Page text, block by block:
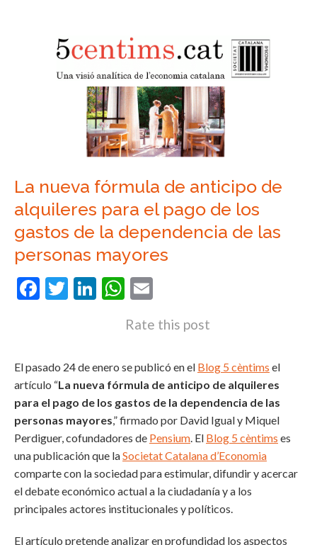
La nueva fórmula de anticipo de
alquileres para el pago de los
gastos de la dependencia de las
personas mayores
Facebook
Twitter
LinkedIn
WhatsApp
Rate this post
El pasado 24 de enero se publicó en el Blog 5 cèntims el
artículo “La nueva fórmula de anticipo de alquileres
para el pago de los gastos de la dependencia de las
personas mayores,” firmado por David Igual y Miquel
Perdiguer, cofundadores de Pensium. El Blog 5 cèntims es
una publicación que laSocietat Catalana d’Economia
comparte con la sociedad para estimular, difundir y acercar
el debate económico actual a la ciudadanía y a los
principales actores institucionales y políticos.
El artículo pretende analizar en profundidad los aspectos